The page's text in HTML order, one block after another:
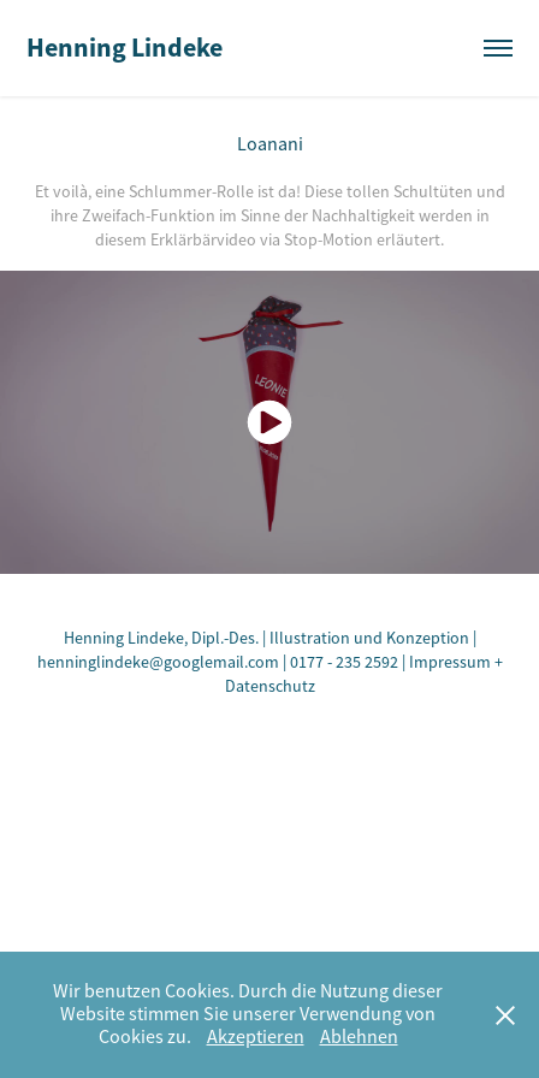
Henning Lindeke
Loanani
Et voilà, eine Schlummer-Rolle ist da! Diese tollen Schultüten und
ihre Zweifach-Funktion im Sinne der Nachhaltigkeit werden in
diesem Erklärbärvideo via Stop-Motion erläutert.
Henning Lindeke, Dipl.-Des. | Illustration und Konzeption |
henninglindeke@googlemail.com | 0177 - 235 2592 | Impressum +
Datenschutz
Wir benutzen Cookies. Durch die Nutzung dieser
Website stimmen Sie unserer Verwendung von
Cookies zu.
Akzeptieren Ablehnen